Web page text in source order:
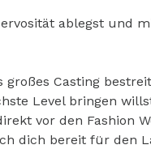
ablegst und
Casting
Level bringen
vor den Fashion
dich bereit für den